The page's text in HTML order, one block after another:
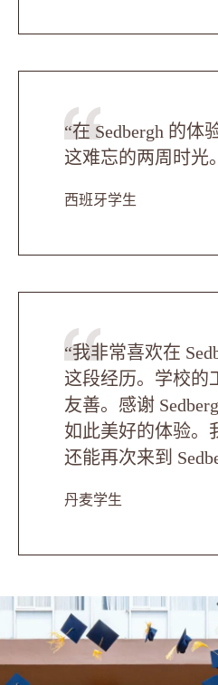
“在 Sedbergh 的体
这难忘的两周时光
西班牙学生
“我非常喜欢在
这段经历。学校的
友善。感谢
如此美好的体验。
还能再次来到
丹麦学生